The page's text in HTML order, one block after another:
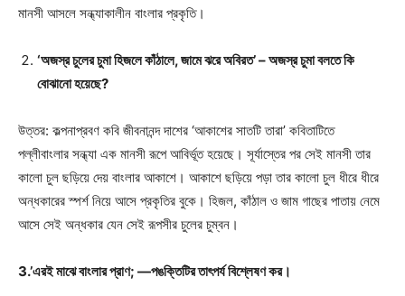
মানসী আসলে সন্ধ্যাকালীন বাংলার প্রকৃতি।
‘অজস্র চুলের চুমা হিজলে কাঁঠালে, জামে ঝরে অবিরত’ – অজস্র চুমা বলতে কি
বোঝানো হয়েছে?
উত্তর: কল্পনাপ্রবণ কবি জীবনানন্দ দাশের ‘আকাশের সাতটি তারা’ কবিতাটিতে
পল্লীবাংলার সন্ধ্যা এক মানসী রূপে আবির্ভূত হয়েছে। সূর্যাস্তের পর সেই মানসী তার
কালো চুল ছড়িয়ে দেয় বাংলার আকাশে। আকাশে ছড়িয়ে পড়া তার কালো চুল ধীরে ধীরে
অন্ধকারের স্পর্শ নিয়ে আসে প্রকৃতির বুকে। হিজল, কাঁঠাল ও জাম গাছের পাতায় নেমে
আসে সেই অন্ধকার যেন সেই রূপসীর চুলের চুম্বন।
3.’এরই মাঝে বাংলার প্রাণ; —পঙক্তিটির তাৎপর্য বিশ্লেষণ কর।